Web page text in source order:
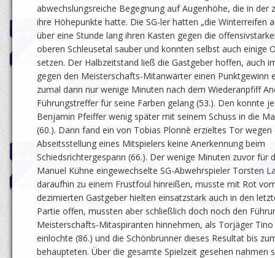
abwechslungsreiche Begegnung auf Augenhöhe, die in der
ihre Höhepunkte hatte. Die SG-ler hatten „die Winterreifen
über eine Stunde lang ihren Kasten gegen die
oberen Schleusetal sauber und konnten selbst auch einige
setzen. Der Halbzeitstand ließ die Gastgeber hoffen, auch
gegen den Meisterschafts-Mitanwärter einen Punktgewinn
zumal dann nur wenige Minuten nach dem Wiederanpfiff
Führungstreffer für seine Farben gelang (53.). Den konnte
Benjamin Pfeiffer wenig später mit seinem Schuss in die
(60.). Dann fand ein von Tobias Plonnè erzieltes Tor wegen
Abseitsstellung eines Mitspielers keine Anerkennung beim
Schiedsrichtergespann (66.). Der wenige Minuten zuvor für
Manuel Kühne eingewechselte SG-Abwehrspieler Torsten
daraufhin zu einem Frustfoul hinreißen, musste mit Rot
dezimierten Gastgeber hielten einsatzstark auch in den
Partie offen, mussten aber schließlich doch noch den
Meisterschafts-Mitaspiranten hinnehmen, als Torjäger
einlochte (86.) und die Schönbrunner dieses Resultat bis
behaupteten. Über die gesamte Spielzeit gesehen nahmen